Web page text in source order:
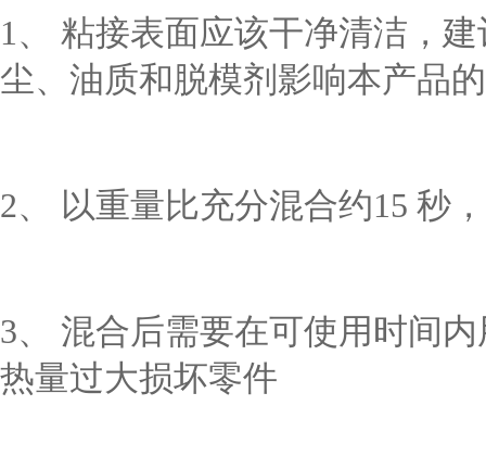
1、 粘接表面应该干净清洁，
尘、油质和脱模剂影响本产品
2、 以重量比充分混合约15 秒
3、 混合后需要在可使用时间
热量过大损坏零件